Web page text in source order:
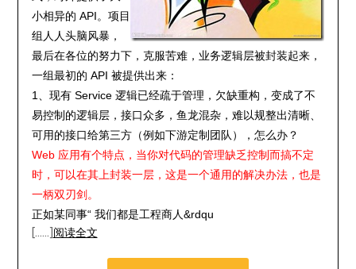
小相异的 API。项目
组人人头脑风暴，
最后在各位的努力下，克服苦难，业务逻辑层被封装起来，
一组最初的 API 被提供出来：
1、现有 Service 逻辑已经疏于管理，欠缺重构，变成了不
易控制的逻辑层，接口众多，鱼龙混杂，难以规整出清晰、
可用的接口给第三方（例如下游定制团队），怎么办？
Web 应用有个特点，当你对代码的管理缺乏控制而搞不定
时，可以在其上封装一层，这是一个通用的解决办法，也是
一柄双刃剑。
正如某同事“ 我们都是工程商人&rdqu
[……] 阅读全文